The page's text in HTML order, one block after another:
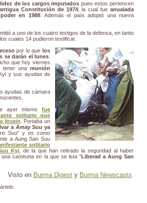
de los cargos imputados pues estos pertencen
Constitución de 1974, la cual fueanualada
en 1988. Además el país adoptó una nueva
a uno de los cuatro testigos de la defensa, en tanto
cuales 14 pudieron testificar.
por lo quelos
se darán el lunes
que hoy viernes
tener una reunión
y sus ayudas de
ayudas de cámara
ayer mismo fue
solitario que
Insein . Portaba un
a Amay Suuya
Suu" y es como
a Aung San Suu
solitario
Kyi , de la que han retirado la seguridad al haber
camiseta en la que se leía "Liberad a Aung San
Visto en Burma Digest y Burma Newscasts.